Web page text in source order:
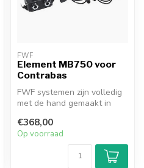
FWF
Element MB750 voor
Contrabas
FWF systemen zijn volledig
met de hand gemaakt in
e...
€368,00
Op voorraad